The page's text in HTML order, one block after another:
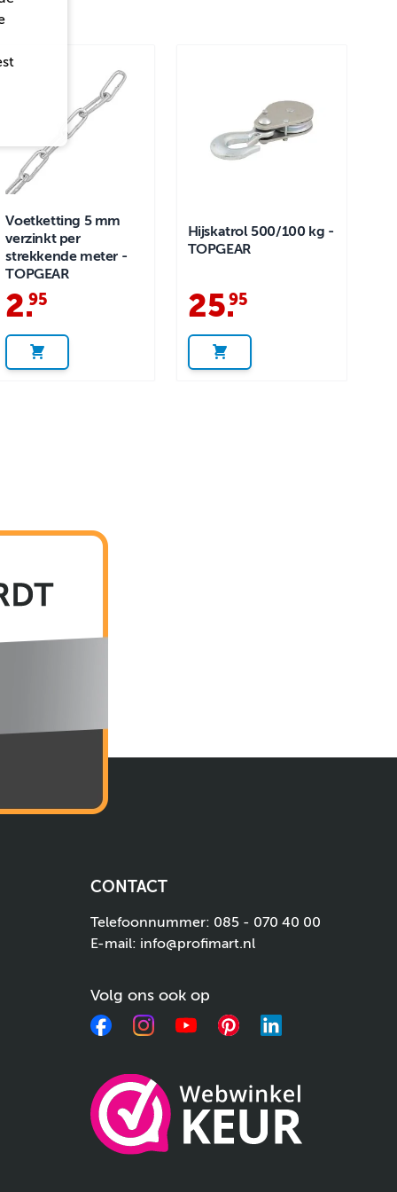
Voetketting 5 mm
verzinkt per
strekkende meter -
TOPGEAR
2.
95
Hijskatrol 500/100 kg -
TOPGEAR
25.
95
CONTACT
Telefoonnummer: 085 - 070 40 00
E-mail: info@profimart.nl
Volg ons ook op
FacebookInstagramYouTubePinterestLinkedIn